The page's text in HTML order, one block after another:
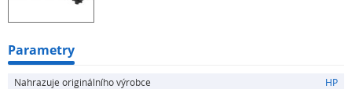
Parametry
Nahrazuje originálního výrobce
HP